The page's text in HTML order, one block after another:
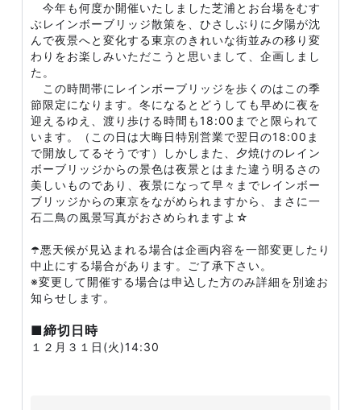
今年も何度か開催いたしました芝浦とお台場をむす
ぶレインボーブリッジ散策を、ひさしぶりに夕陽が沈
んで夜景へと変化する東京のきれいな街並みの移り変
わりをお楽しみいただこうと思いまして、企画しまし
た。
この時間帯にレインボーブリッジを歩くのはこの季
節限定になります。冬になるとどうしても早めに夜を
迎えるゆえ、渡り歩ける時間も18:00までと限られて
います。（この日は大晦日特別営業で翌日の18:00ま
で開放してるそうです）しかしまた、夕焼けのレイン
ボーブリッジからの景色は夜景とはまた違う明るさの
美しいものであり、夜景になって早々までレインボー
ブリッジからの東京をながめられますから、まさに一
石二鳥の風景写真がおさめられますよ☆
☂️悪天候が見込まれる場合は企画内容を一部変更したり
中止にする場合があります。ご了承下さい。
※変更して開催する場合は申込した方のみ詳細を別途お
知らせします。
■締切日時
１２月３１日(火)14:30